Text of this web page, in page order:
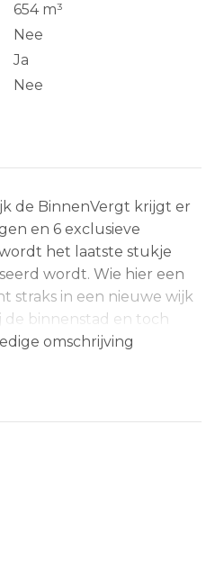
654 m³
Nee
Ja
Nee
de BinnenVergt krijgt er
en 6 exclusieve
het laatste stukje
wordt. Wie hier een
straks in een nieuwe wijk
de binnenstad en toch
is een levendig en
stijl. Je vindt er
omschrijving